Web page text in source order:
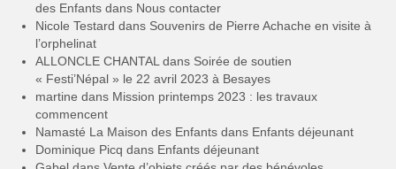
des Enfants dans Nous contacter
Nicole Testard dans Souvenirs de Pierre Achache en visite à
l’orphelinat
ALLONCLE CHANTAL dans Soirée de soutien
« Festi’Népal » le 22 avril 2023 à Besayes
martine dans Mission printemps 2023 : les travaux
commencent
Namasté La Maison des Enfants dans Enfants déjeunant
Dominique Picq dans Enfants déjeunant